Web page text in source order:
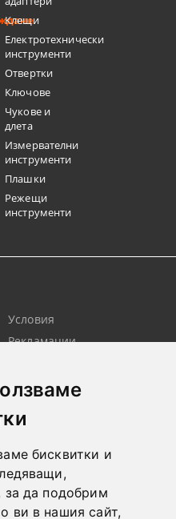
бисквитки и
за да подобрим
ви в нашия сайт,
Клещи
Електротехнически
инструменти
Отвертки
Ключове
Чукове и
длета
Измервателни
инструменти
Плашки
Режещи
инструменти
Условия
Рекламации
Новини